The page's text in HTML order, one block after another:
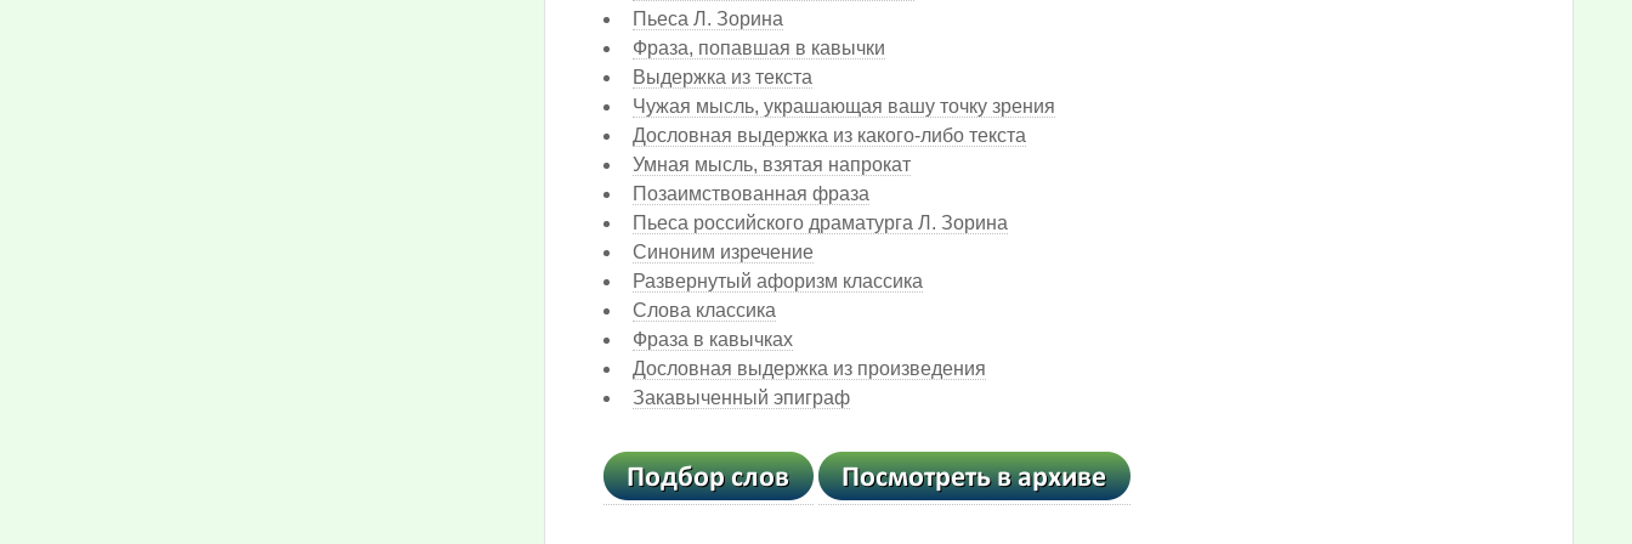
Пьеса Л. Зорина
Фраза, попавшая в кавычки
Выдержка из текста
Чужая мысль, украшающая вашу точку зрения
Дословная выдержка из какого-либо текста
Умная мысль, взятая напрокат
Позаимствованная фраза
Пьеса российского драматурга Л. Зорина
Синоним изречение
Развернутый афоризм классика
Слова классика
Фраза в кавычках
Дословная выдержка из произведения
Закавыченный эпиграф